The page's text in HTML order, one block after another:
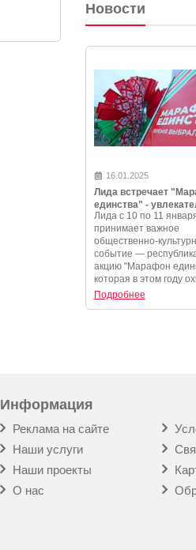
Новости
16.01.2025
Лида встречает
единства" -
программа и
события
Лида с 10 по 11
принимает важное
общественно-
событие —
акцию "Марафон
которая в этом году
Подробнее
Информация
Реклама на сайте
Наши услуги
Наши проекты
О нас